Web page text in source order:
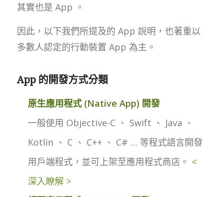
其實也是 App 。
因此，以下我們所提及的 App 說明，也著重以
多數人認定的行動裝置 App 為主。
App 的開發方式分類
原生應用程式 (Native App) 開發
一般使用 Objective-C 、 Swift 、 Java 、
Kotlin 、 C 、 C++ 、 C# … 等程式語言開發
用戶端程式，並可上架至應用程式商店。 <
深入瞭解 >